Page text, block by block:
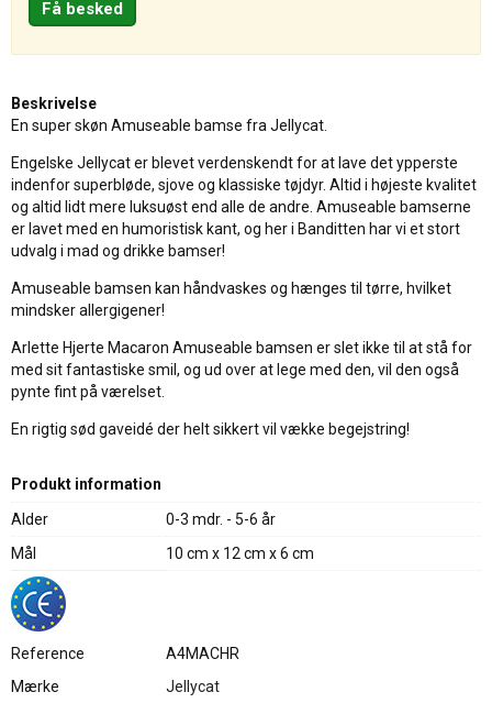
Beskrivelse
En super skøn Amuseable bamse fra Jellycat.
Engelske Jellycat er blevet verdenskendt for at lave det ypperste
indenfor superbløde, sjove og klassiske tøjdyr. Altid i højeste kvalitet
og altid lidt mere luksuøst end alle de andre. Amuseable bamserne
er lavet med en humoristisk kant, og her i Banditten har vi et stort
udvalg i mad og drikke bamser!
Amuseable bamsen kan håndvaskes og hænges til tørre, hvilket
mindsker allergigener!
Arlette Hjerte Macaron Amuseable bamsen er slet ikke til at stå for
med sit fantastiske smil, og ud over at lege med den, vil den også
pynte fint på værelset.
En rigtig sød gaveidé der helt sikkert vil vække begejstring!
Produkt information
Alder
0-3 mdr. - 5-6 år
Mål
10 cm x 12 cm x 6 cm
Reference
A4MACHR
Mærke
Jellycat